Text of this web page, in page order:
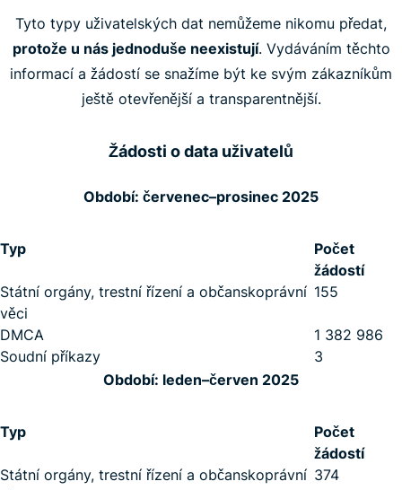
Tyto typy uživatelských dat nemůžeme nikomu předat,
protože u nás jednoduše neexistují. Vydáváním těchto
informací a žádostí se snažíme být ke svým zákazníkům
ještě otevřenější a transparentnější.
Žádosti o data uživatelů
Období: červenec–prosinec 2025
Typ
Počet
žádostí
Státní orgány, trestní řízení a občanskoprávní
věci
155
DMCA
1 382 986
Soudní příkazy
3
Období: leden–červen 2025
Typ
Počet
žádostí
Státní orgány, trestní řízení a občanskoprávní 374